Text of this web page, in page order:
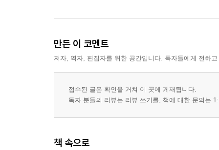
만든 이 코멘트
저자, 역자, 편집자를 위한 공간입니다. 독자들에게 전하
접수된 글은 확인을 거쳐 이 곳에 게재됩니다.
독자 분들의 리뷰는 리뷰 쓰기를, 책에 대한 문의는
책 속으로